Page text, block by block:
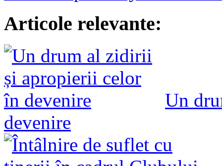
Articole relevante:
Un
devenire